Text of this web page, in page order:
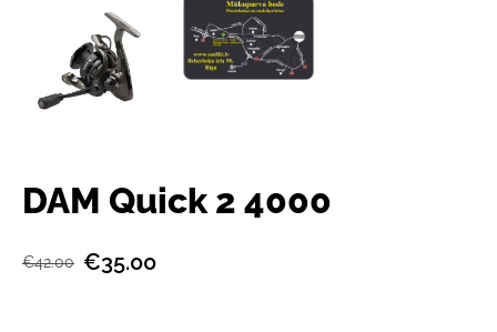
DAM Quick 2 4000
€42.00 €35.00